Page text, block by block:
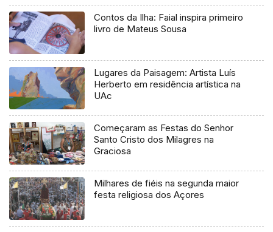
Contos da Ilha: Faial inspira primeiro
livro de Mateus Sousa
Lugares da Paisagem: Artista Luís
Herberto em residência artística na
UAc
Começaram as Festas do Senhor
Santo Cristo dos Milagres na
Graciosa
Milhares de fiéis na segunda maior
festa religiosa dos Açores